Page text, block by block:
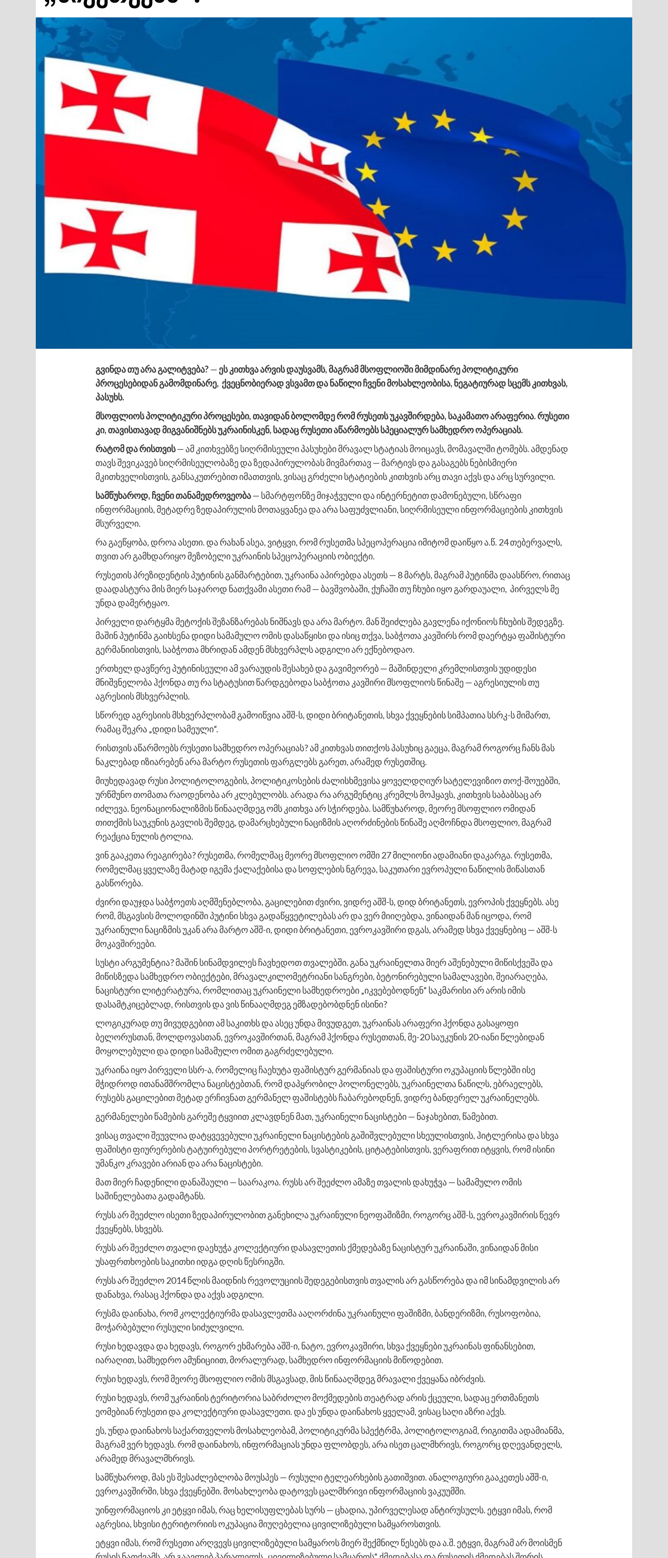
გვინდა თუ არა გალიტვება?— ეს კითხვა არვის დაუსვამს, მაგრამ მსოფლიოში მიმდინარე პოლიტიკური
პროცესებიდან გამომდინარე, ქვეცნობიერად ვსვამთ და ნაწილი ჩვენი მოსახლეობისა, ნეგატიურად სცემს კითხვას,
პასუხს.
მსოფლიოს პოლიტიკური პროცესები, თავიდან ბოლომდე რომ რუსეთს უკავშირდება, საკამათო არაფერია. რუსეთი
კი, თავისთავად მიგვანიშნებს უკრაინისკენ, სადაც რუსეთი აწარმოებს სპეციალურ სამხედრო ოპერაციას.
რატომ და რისთვის— ამ კითხვებზე სიღრმისეული პასუხები მრავალ სტატიას მოიცავს, მომავალში ტომებს. ამდენად
თავს შევიკავებ სიღრმისეულობაზე და ზედაპირულობას მივმართავ — მარტივს და გასაგებს ნებისმიერი
მკითხველისთვის, განსაკუთრებით იმათთვის, ვისაც გრძელი სტატიების კითხვის არც თავი აქვს და არც სურვილი.
სამწუხაროდ, ჩვენი თანამედროვეობა— სმარტფონზე მიჯაჭვული და ინტერნეტით დამონებული, სწრაფი
ინფორმაციის, მეტადრე ზედაპირულის მოთაყვანეა და არა საფუძვლიანი, სიღრმისეული ინფორმაციების კითხვის
მსურველი.
რა გაეწყობა, დროა ასეთი. და რახან ასეა, ვიტყვი, რომ რუსეთმა სპეცოპერაცია იმიტომ დაიწყო ა.წ. 24 თებერვალს,
თვით არ გამხდარიყო მეზობელი უკრაინის სპეცოპერაციის ობიექტი.
რუსეთის პრეზიდენტის პუტინის განმარტებით, უკრაინა აპირებდა ასეთს — 8 მარტს, მაგრამ პუტინმა დაასწრო, რითაც
დაადასტურა მის მიერ საჯაროდ ნათქვამი ასეთი რამ — ბავშვობაში, ქუჩაში თუ ჩხუბი იყო გარდაუალი, პირველს მე
უნდა დამერტყაო.
პირველი დარტყმა მეტოქის შეზანზარებას ნიშნავს და არა მარტო. მან შეიძლება გავლენა იქონიოს ჩხუბის შედეგზე.
მაშინ პუტინმა გაიხსენა დიდი სამამულო ომის დასაწყისი და ისიც თქვა, საბჭოთა კავშირს რომ დაერტყა ფაშისტური
გერმანიისთვის, საბჭოთა მხრიდან ამდენ მსხვერპლს ადგილი არ ექნებოდაო.
ერთხელ დავწერე პუტინისეული ამ ვარაუდის შესახებ და გავიმეორებ — მაშინდელი კრემლისთვის უდიდესი
მნიშვნელობა ჰქონდა თუ რა სტატუსით წარდგებოდა საბჭოთა კავშირი მსოფლიოს წინაშე — აგრესიულის თუ
აგრესიის მსხვერპლის.
სწორედ აგრესიის მსხვერპლობამ გამოიწვია აშშ-ს, დიდი ბრიტანეთის, სხვა ქვეყნების სიმპათია სსრკ-ს მიმართ,
რამაც შეკრა „დიდი სამეული“.
რისთვის აწარმოებს რუსეთი სამხედრო ოპერაციას? ამ კითხვას თითქოს პასუხიც გაეცა, მაგრამ როგორც ჩანს მას
ნაკლებად იზიარებენ არა მარტო რუსეთის ფარგლებს გარეთ, არამედ რუსეთშიც.
მიუხედავად რუსი პოლიტოლოგების, პოლიტიკოსების ძალისხმევისა ყოველდღიურ სატელევიზიო თოქ-შოუებში,
ურწმუნო თომათა რაოდენობა არ კლებულობს. არადა რა არგუმენტიც კრემლს მოჰყავს, კითხვის საბაბსაც არ
იძლევა. ნეონაციონალიზმის წინააღმდეგ ომს კითხვა არ სჭირდება. სამწუხაროდ, მეორე მსოფლიო ომიდან
თითქმის საუკუნის გავლის შემდეგ, დამარცხებული ნაციზმის აღორძინების წინაშე აღმოჩნდა მსოფლიო, მაგრამ
რეაქცია ნულის ტოლია.
ვინ გააკეთა რეაგირება? რუსეთმა, რომელმაც მეორე მსოფლიო ომში 27 მილიონი ადამიანი დაკარგა. რუსეთმა,
რომელმაც ყველაზე მატად იგემა ქალაქებისა და სოფლების ნგრევა, საკუთარი ევროპული ნაწილის მიწასთან
გასწორება.
ძვირი დაუჯდა საბჭოეთს აღმშენებლობა, გაცილებით ძვირი, ვიდრე აშშ-ს, დიდ ბრიტანეთს, ევროპის ქვეყნებს. ასე
რომ, მსგავსის მოლოდინში პუტინი სხვა გადაწყვეტილებას არ და ვერ მიიღებდა, ვინაიდან მან იცოდა, რომ
უკრაინული ნაციზმის უკან არა მარტო აშშ-ი, დიდი ბრიტანეთი, ევროკავშირი დგას, არამედ სხვა ქვეყნებიც — აშშ-ს
მოკავშირეები.
სუსტი არგუმენტია? მაშინ სინამდვილეს ჩავხედოთ თვალებში. განა უკრაინელთა მიერ აშენებული მიწისქვეშა და
მიწისზედა სამხედრო ობიექტები, მრავალკილომეტრიანი სანგრები, ბეტონირებული სამალავები, შეიარაღება,
ნაცისტური ლიტერატურა, რომლითაც უკრაინელი სამხედროები „იკვებებოდნენ“ საკმარისი არ არის იმის
დასამტკიცებლად, რისთვის და ვის წინააღმდეგ ემზადებობდნენ ისინი?
ლოგიკურად თუ მივუდგებით ამ საკითხს და ასეც უნდა მივუდგეთ, უკრაინას არაფერი ჰქონდა გასაყოფი
ბელორუსთან, მოლდოვასთან, ევროკავშირთან, მაგრამ ჰქონდა რუსეთთან, მე-20 საუკუნის 20-იანი წლებიდან
მოყოლებული და დიდი სამამულო ომით გაგრძელებული.
უკრაინა იყო პირველი სსრ-ა, რომელიც ჩაეხუტა ფაშისტურ გერმანიას და ფაშისტური ოკუპაციის წლებში ისე
მჭიდროდ ითანამშრომლა ნაცისტებთან, რომ დაპყრობილ პოლონელებს, უკრაინელთა ნაწილს, ებრაელებს,
რუსებს გაცილებით მეტად ერჩივნათ გერმანელ ფაშისტებს ჩაბარებოდნენ, ვიდრე ბანდერელ უკრაინელებს.
გერმანელები წამების გარეშე ტყვიით კლავდნენ მათ, უკრაინელი ნაცისტები — ნაჯახებით, წამებით.
ვისაც თვალი შეუვლია დატყვევებული უკრაინელი ნაცისტების გაშიშვლებული სხეულისთვის, ჰიტლერისა და სხვა
ფაშისტი ფიურერების ტატუირებული პორტრეტების, სვასტიკების, ციტატებისთვის, ვერაფრით იტყვის, რომ ისინი
უმანკო კრავები არიან და არა ნაცისტები.
მათ მიერ ჩადენილი დანაშაული — საარაკოა. რუსს არ შეეძლო ამაზე თვალის დახუჭვა — სამამულო ომის
საშინელებათა გადამტანს.
რუსს არ შეეძლო ისეთი ზედაპირულობით განეხილა უკრაინული ნეოფაშიზმი, როგორც აშშ-ს, ევროკავშირის წევრ
ქვეყნებს, სხვებს.
რუსს არ შეეძლო თვალი დაეხუჭა კოლექტიური დასავლეთის ქმედებაზე ნაცისტურ უკრაინაში, ვინაიდან მისი
უსაფრთხოების საკითხი იდგა დღის წესრიგში.
რუსს არ შეეძლო 2014 წლის მაიდნის რევოლუციის შედეგებისთვის თვალის არ გასწორება და იმ სინამდვილის არ
დანახვა, რასაც ჰქონდა და აქვს ადგილი.
რუსმა დაინახა, რომ კოლექტიურმა დასავლეთმა ააღორძინა უკრაინული ფაშიზმი, ბანდერიზმი, რუსოფობია,
მოჭარბებული რუსული სიძულვილი.
რუსი ხედავდა და ხედავს, როგორ ეხმარება აშშ-ი, ნატო, ევროკავშირი, სხვა ქვეყნები უკრაინას ფინანსებით,
იარაღით, სამხედრო ამუნიციით, მორალურად, სამხედრო ინფორმაციის მიწოდებით.
რუსი ხედავს, რომ მეორე მსოფლიო ომის მსგავსად, მის წინააღმდეგ მრავალი ქვეყანა იბრძვის.
რუსი ხედავს, რომ უკრაინის ტერიტორია საბრძოლო მოქმედების თეატრად არის ქცეული, სადაც ერთმანეთს
ეომებიან რუსეთი და კოლექტიური დასავლეთი. და ეს უნდა დაინახოს ყველამ, ვისაც საღი აზრი აქვს.
ეს, უნდა დაინახოს საქართველოს მოსახლეობამ, პოლიტიკურმა სპექტრმა, პოლიტოლოგიამ, რიგითმა ადამიანმა,
მაგრამ ვერ ხედავს. რომ დაინახოს, ინფორმაციას უნდა ფლობდეს, არა ისეთ ცალმხრივს, როგორც დღევანდელს,
არამედ მრავალმხრივს.
სამწუხაროდ, მას ეს შესაძლებლობა მოუსპეს — რუსული ტელეარხების გათიშვით. ანალოგიური გააკეთეს აშშ-ი,
ევროკავშირში, სხვა ქვეყნებში. მოსახლეობა დატოვეს ცალმხრივი ინფორმაციის ვაკუუმში.
უინფორმაციოს კი ეტყვი იმას, რაც ხელისუფლებას სურს — ცხადია, უპირველესად ანტირუსულს. ეტყვი იმას, რომ
აგრესია, სხვისი ტერიტორიის ოკუპაცია მიუღებელია ცივილიზებული სამყაროსთვის.
ეტყვი იმას, რომ რუსეთი არღვევს ცივილიზებული სამყაროს მიერ შექმნილ წესებს და ა.შ. ეტყვი, მაგრამ არ მოისმენ